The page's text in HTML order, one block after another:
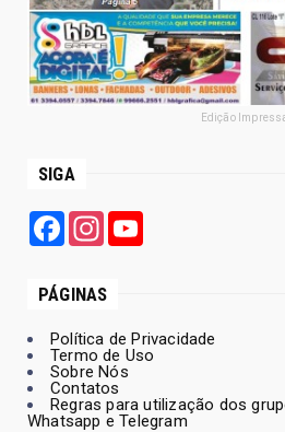
Edição
SIGA
FacebookInstagram
PÁGINAS
Política de Privacidade
Termo de Uso
Sobre Nós
Contatos
Regras para utilização dos
Whatsapp e Telegram